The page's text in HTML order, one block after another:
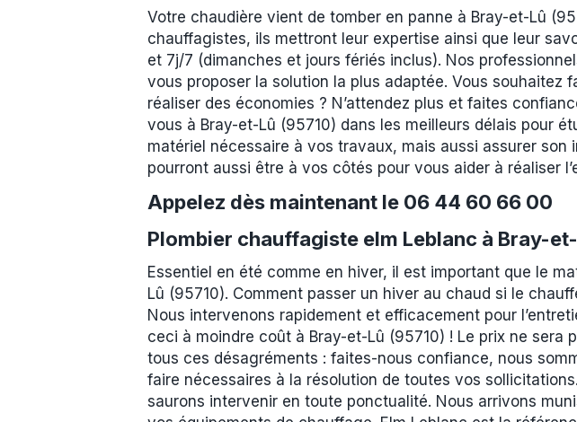
Votre chaudière vient de tomber en panne à Bray-et-Lû
chauffagistes, ils mettront leur expertise ainsi que leur
et 7j/7 (dimanches et jours fériés inclus). Nos
vous proposer la solution la plus adaptée. Vous
réaliser des économies ? N’attendez plus et faites
vous à Bray-et-Lû (95710) dans les meilleurs délais pour
matériel nécessaire à vos travaux, mais aussi assurer
pourront aussi être à vos côtés pour vous aider à réaliser
Appelez dès maintenant le 06 44 60 66 00
Plombier chauffagiste elm Leblanc à Bray-
Essentiel en été comme en hiver, il est important que le
Lû (95710). Comment passer un hiver au chaud si le
Nous intervenons rapidement et efficacement pour
ceci à moindre coût à Bray-et-Lû (95710) ! Le prix ne sera
tous ces désagréments : faites-nous confiance, nous
faire nécessaires à la résolution de toutes vos
saurons intervenir en toute ponctualité. Nous arrivons